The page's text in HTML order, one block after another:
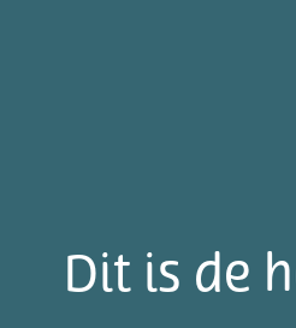
Dit is de